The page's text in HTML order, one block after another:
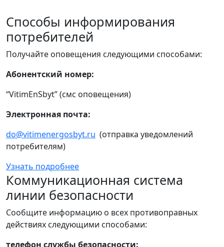
Способы информирования
потребителей
Получайте оповещения следующими способами:
Абонентский номер:
“VitimEnSbyt” (смс оповещения)
Электронная почта:
do@vitimenergosbyt.ru (отправка уведомлений
потребителям)
Узнать подробнее
Коммуникационная система
линии безопасности
Сообщите информацию о всех противоправных
действиях следующими способами:
телефон службы безопасности: